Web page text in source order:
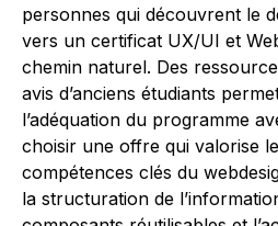
personnes qui découvrent le
vers un certificat UX/UI et
chemin naturel. Des
avis d’anciens étudiants
l’adéquation du programme
choisir une offre qui valorise
compétences clés du
la structuration de